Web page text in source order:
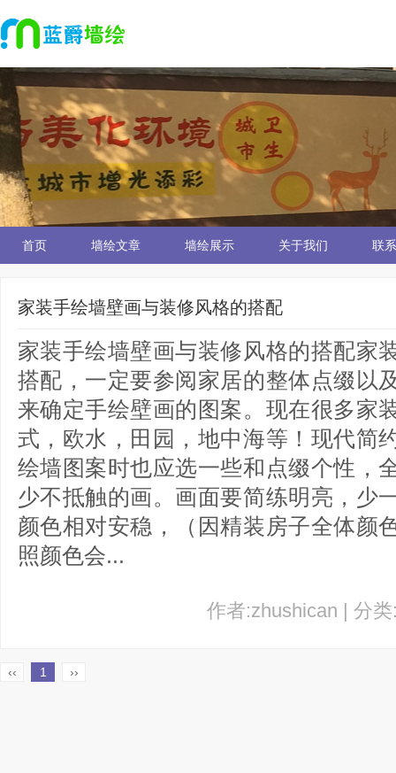
首页 墙绘文章 墙绘展示 关于我们 联
家装手绘墙壁画与装修风格的搭配
家装手绘墙壁画与装修风格的搭配家
搭配，一定要参阅家居的整体点缀以
来确定手绘壁画的图案。现在很多家
式，欧水，田园，地中海等！现代简
绘墙图案时也应选一些和点缀个性，
少不抵触的画。画面要简练明亮，少
颜色相对安稳，（因精装房子全体颜
照颜色会...
作者:zhushican | 分
‹‹ 1 ››